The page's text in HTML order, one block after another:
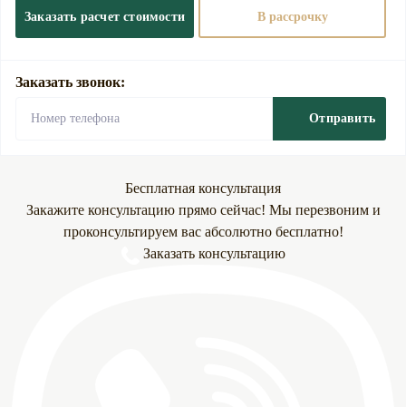
Заказать расчет стоимости В рассрочку
Заказать звонок:
Отправить
Бесплатная консультация
Закажите консультацию прямо сейчас! Мы перезвоним и
проконсультируем вас абсолютно бесплатно!
Заказать консультацию